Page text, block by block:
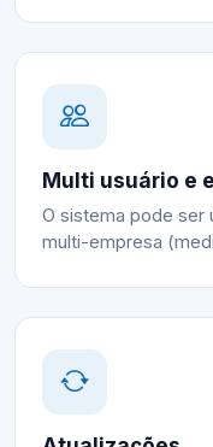
Multi usuário e
O sistema pode ser
multi-empresa